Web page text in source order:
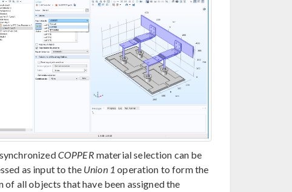
COPPER material selection can be
as input to the Union 1 operation to form the
of all objects that have been assigned the